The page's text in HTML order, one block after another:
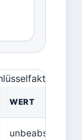
zum
WERT